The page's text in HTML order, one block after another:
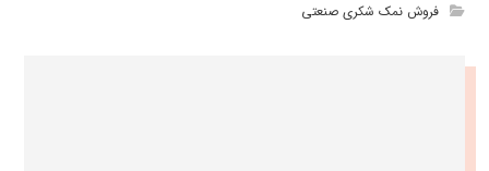
فروش نمک شکری صنعتی